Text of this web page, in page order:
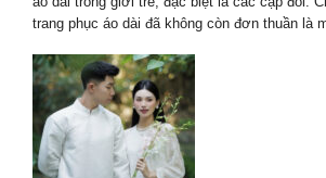
trang phục áo dài đã không còn đơn thuần là